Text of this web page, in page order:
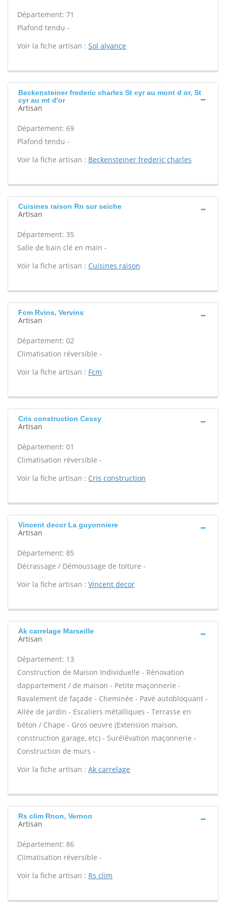
Département: 71
Plafond tendu -
Voir la fiche artisan : Sol alyance
Beckensteiner frederic charles St cyr au mont d or, St
cyr au mt d'or
Artisan
Département: 69
Plafond tendu -
Voir la fiche artisan : Beckensteiner frederic charles
Cuisines raison Rn sur seiche
Artisan
Département: 35
Salle de bain clé en main -
Voir la fiche artisan : Cuisines raison
Fcm Rvins, Vervins
Artisan
Département: 02
Climatisation réversible -
Voir la fiche artisan : Fcm
Cris construction Cessy
Artisan
Département: 01
Climatisation réversible -
Voir la fiche artisan : Cris construction
Vincent decor La guyonniere
Artisan
Département: 85
Décrassage / Démoussage de toiture -
Voir la fiche artisan : Vincent decor
Ak carrelage Marseille
Artisan
Département: 13
Construction de Maison Individuelle - Rénovation
dappartement / de maison - Petite maçonnerie -
Ravalement de façade - Cheminée - Pavé autobloquant -
Allée de jardin - Escaliers métalliques - Terrasse en
béton / Chape - Gros oeuvre (Extension maison,
construction garage, etc) - Surélévation maçonnerie -
Construction de murs -
Voir la fiche artisan : Ak carrelage
Rs clim Rnon, Vernon
Artisan
Département: 86
Climatisation réversible -
Voir la fiche artisan : Rs clim